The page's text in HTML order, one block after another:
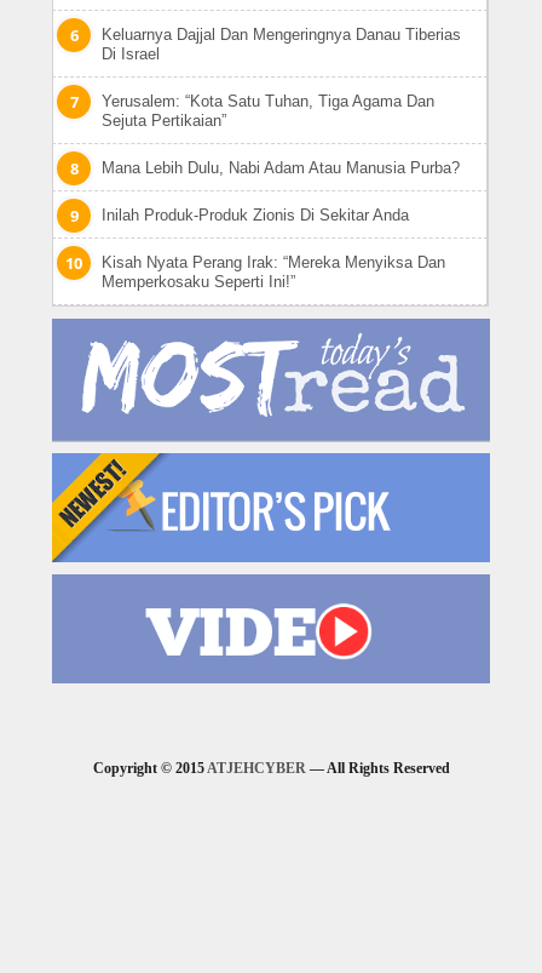
Keluarnya Dajjal Dan Mengeringnya Danau Tiberias
Di Israel
Yerusalem: “Kota Satu Tuhan, Tiga Agama Dan
Sejuta Pertikaian”
Mana Lebih Dulu, Nabi Adam Atau Manusia Purba?
Inilah Produk-Produk Zionis Di Sekitar Anda
Kisah Nyata Perang Irak: “Mereka Menyiksa Dan
Memperkosaku Seperti Ini!”
Copyright © 2015ATJEHCYBER— All Rights Reserved